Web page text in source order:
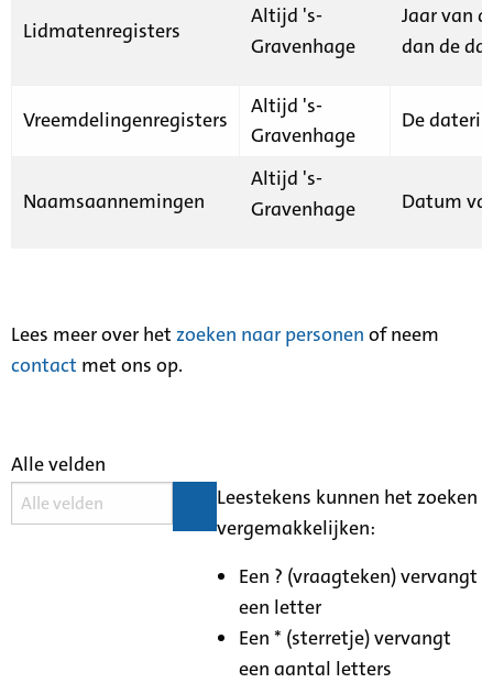
Lidmatenregisters
Altijd 's-
Gravenhage
Jaar van
dan de
Vreemdelingenregisters
Altijd 's-
Gravenhage
De
Naamsaannemingen
Altijd 's-
Gravenhage
Datum
Lees meer over het zoeken naar personen of neem
contact met ons op.
Alle velden
Leestekens kunnen het zoeken
vergemakkelijken:
Een ? (vraagteken) vervangt
een letter
Een * (sterretje) vervangt
een aantal letters